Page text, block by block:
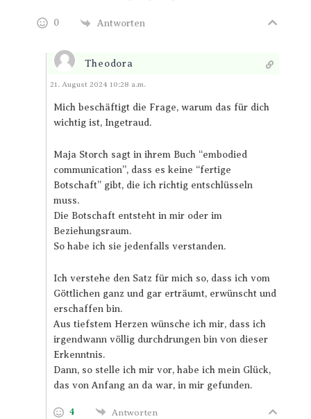
0 Antworten
Theodora
Antworten
21. August 2024 10:28 a.m.
Mich beschäftigt die Frage, warum das für dich
wichtig ist, Ingetraud.
Maja Storch sagt in ihrem Buch “embodied
communication”, dass es keine “fertige
Botschaft” gibt, die ich richtig entschlüsseln
muss.
Die Botschaft entsteht in mir oder im
Beziehungsraum.
So habe ich sie jedenfalls verstanden.
Ich verstehe den Satz für mich so, dass ich vom
Göttlichen ganz und gar erträumt, erwünscht und
erschaffen bin.
Aus tiefstem Herzen wünsche ich mir, dass ich
irgendwann völlig durchdrungen bin von dieser
Erkenntnis.
Dann, so stelle ich mir vor, habe ich mein Glück,
das von Anfang an da war, in mir gefunden.
4 Antworten